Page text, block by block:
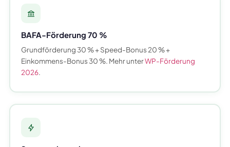
BAFA-Förderung 70 %
Grundförderung 30 % + Speed-Bonus 20 % +
Einkommens-Bonus 30 %. Mehr unterWP-Förderung
2026.